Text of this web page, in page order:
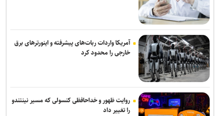
آمریکا واردات ربات‌های پیشرفته و اینورترهای برق
خارجی را محدود کرد
روایت ظهور و خداحافظی کنسولی که مسیر نینتندو
را تغییر داد